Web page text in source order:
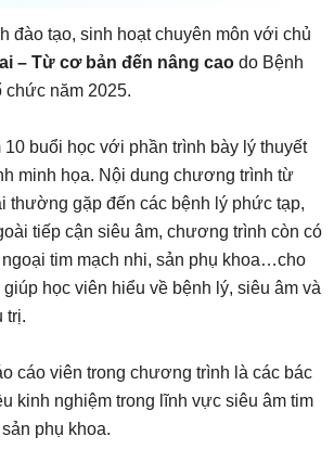
đào tạo, sinh hoạt chuyên môn với chủ
– Từ cơ bản đến nâng cao do Bệnh
năm 2025.
buổi học với phần trình bày lý thuyết
minh họa. Nội dung chương trình từ
thường gặp đến các bệnh lý phức tạp,
tiếp cận siêu âm, chương trình còn có
tim mạch nhi, sản phụ khoa…cho
học viên hiểu về bệnh lý, siêu âm và
trị.
cáo viên trong chương trình là các bác
kinh nghiệm trong lĩnh vực siêu âm tim
phụ khoa.